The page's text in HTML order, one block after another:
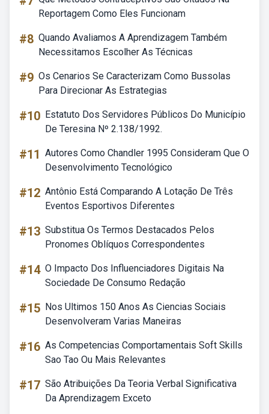
Reportagem Como Eles Funcionam
#8 Quando Avaliamos A Aprendizagem Também
Necessitamos Escolher As Técnicas
#9 Os Cenarios Se Caracterizam Como Bussolas
Para Direcionar As Estrategias
#10 Estatuto Dos Servidores Públicos Do Município
De Teresina Nº 2.138/1992.
#11 Autores Como Chandler 1995 Consideram Que O
Desenvolvimento Tecnológico
#12 Antônio Está Comparando A Lotação De Três
Eventos Esportivos Diferentes
#13 Substitua Os Termos Destacados Pelos
Pronomes Oblíquos Correspondentes
#14 O Impacto Dos Influenciadores Digitais Na
Sociedade De Consumo Redação
#15 Nos Ultimos 150 Anos As Ciencias Sociais
Desenvolveram Varias Maneiras
#16 As Competencias Comportamentais Soft Skills
Sao Tao Ou Mais Relevantes
#17 São Atribuições Da Teoria Verbal Significativa
Da Aprendizagem Exceto